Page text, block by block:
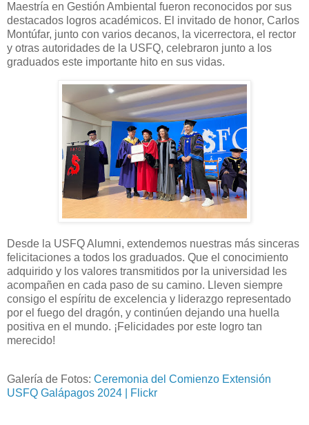
Maestría en Gestión Ambiental fueron reconocidos por sus
destacados logros académicos. El invitado de honor, Carlos
Montúfar, junto con varios decanos, la vicerrectora, el rector
y otras autoridades de la USFQ, celebraron junto a los
graduados este importante hito en sus vidas.
Desde la USFQ Alumni, extendemos nuestras más sinceras
felicitaciones a todos los graduados. Que el conocimiento
adquirido y los valores transmitidos por la universidad les
acompañen en cada paso de su camino. Lleven siempre
consigo el espíritu de excelencia y liderazgo representado
por el fuego del dragón, y continúen dejando una huella
positiva en el mundo. ¡Felicidades por este logro tan
merecido!
Galería de Fotos: Ceremonia del Comienzo Extensión
USFQ Galápagos 2024 | Flickr